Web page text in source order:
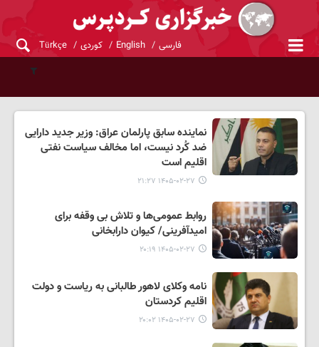
فارسی English کوردی Türkçe
نماینده سابق پارلمان عراق: وزیر جدید دارایی
ضد کُرد نیست، اما مخالف سیاست نفتی
اقلیم است
۱۴۰۵-۰۲-۲۷ ۲۱:۲۷
روابط عمومی‌ها و تلاش بی وقفه برای
امیدآفرینی/ کیوان دارابخانی
۱۴۰۵-۰۲-۲۷ ۲۰:۱۹
نامه وکلای لاهور طالبانی به ریاست و دولت
اقلیم کردستان
۱۴۰۵-۰۲-۲۷ ۲۰:۰۲